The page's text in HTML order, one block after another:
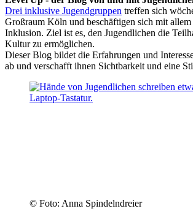
Drei inklusive Jugendgruppen treffen sich
Großraum Köln und beschäftigen sich mit
Inklusion. Ziel ist es, den Jugendlichen die
Kultur zu ermöglichen.
Dieser Blog bildet die Erfahrungen und
ab und verschafft ihnen Sichtbarkeit und eine
© Foto: Anna Spindelndreier